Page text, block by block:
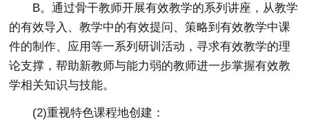
B。通过骨干教师开展有效教学的系列讲座，从教学
的有效导入、教学中的有效提问、策略到有效教学中课
件的制作、应用等一系列研训活动，寻求有效教学的理
论支撑，帮助新教师与能力弱的教师进一步掌握有效教
学相关知识与技能。
(2)重视特色课程地创建：